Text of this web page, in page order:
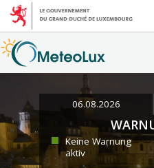
06.08.2026
Keine Warnung
aktiv